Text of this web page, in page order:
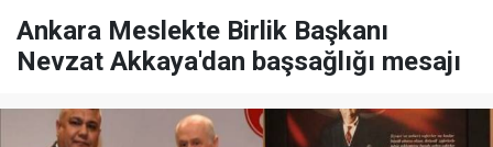
Ankara Meslekte Birlik Başkanı
Nevzat Akkaya'dan başsağlığı mesajı